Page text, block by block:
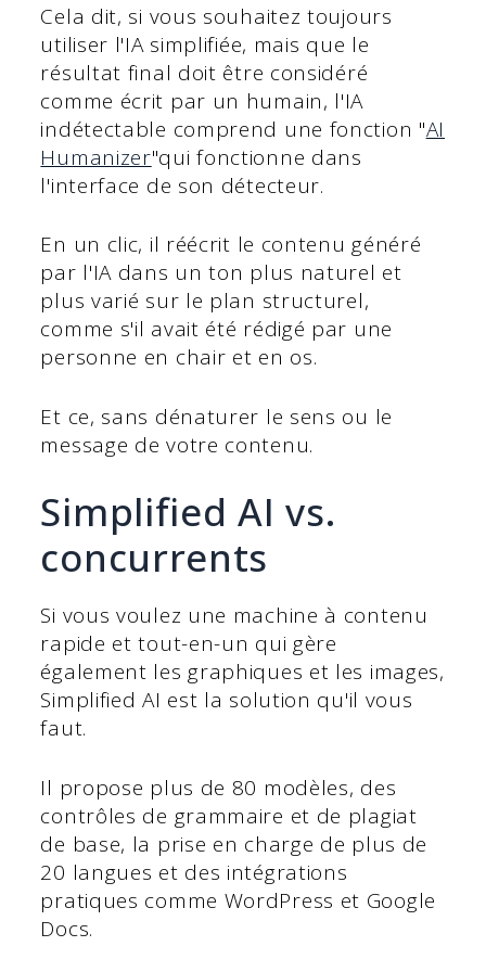
Cela dit, si vous souhaitez toujours
utiliser l'IA simplifiée, mais que le
résultat final doit être considéré
comme écrit par un humain, l'IA
indétectable comprend une fonction "AI
Humanizer"qui fonctionne dans
l'interface de son détecteur.
En un clic, il réécrit le contenu généré
par l'IA dans un ton plus naturel et
plus varié sur le plan structurel,
comme s'il avait été rédigé par une
personne en chair et en os.
Et ce, sans dénaturer le sens ou le
message de votre contenu.
Simplified AI vs.
concurrents
Si vous voulez une machine à contenu
rapide et tout-en-un qui gère
également les graphiques et les images,
Simplified AI est la solution qu'il vous
faut.
Il propose plus de 80 modèles, des
contrôles de grammaire et de plagiat
de base, la prise en charge de plus de
20 langues et des intégrations
pratiques comme WordPress et Google
Docs.